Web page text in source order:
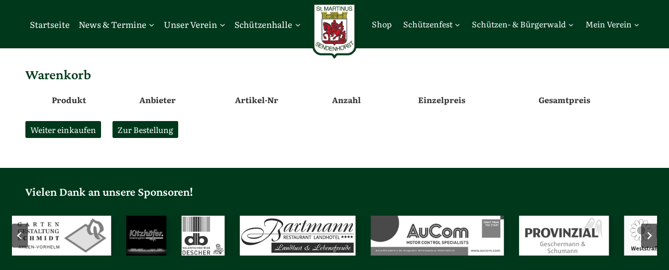
springenStartseite News & Termine Unser Verein Schützenhalle Shop Schützenfest Schützen- & Bürgerwald Mein Verein
Warenkorb
Produkt Anbieter Artikel-Nr Anzahl Einzelpreis Gesamtpreis
Weiter einkaufen Zur Bestellung
Vielen Dank an unsere Sponsoren!